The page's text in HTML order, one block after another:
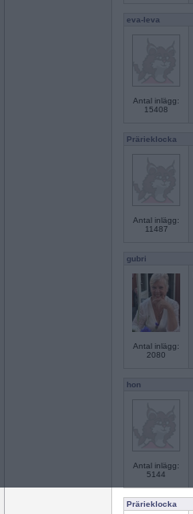
eva-leva
Antal inlägg:
15408
Prärieklocka
Antal inlägg:
11487
gubri
Antal inlägg:
2080
hon
Antal inlägg:
5144
Prärieklocka